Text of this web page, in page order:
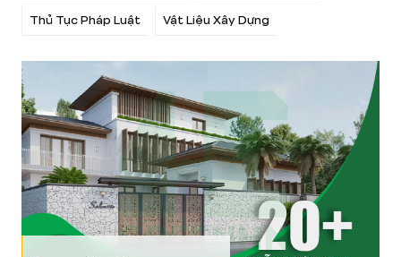
Thủ Tục Pháp Luật Vật Liệu Xây Dựng